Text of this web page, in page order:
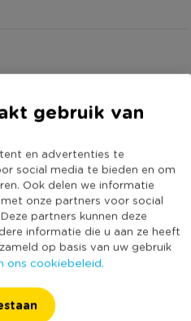
gebruik van
en advertenties te
social media te bieden en om
Ook delen we informatie
onze partners voor social
partners kunnen deze
informatie die u aan ze heeft
op basis van uw gebruik
ons cookiebeleid.
sfeer in je interieur met deze
geeft een vrolijke touch aan
dat de lamp perfect past op
De lampvoet heeft een
creatieve draai aan je decor.
die zorgt voor helder licht,
of gewoon te ontspannen.
veel ruimte in beslag neemt,
167257
Nee
Keramiek